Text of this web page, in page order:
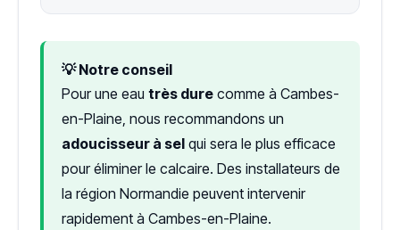
💡 Notre conseil
Pour une eau très dure comme à Cambes-
en-Plaine, nous recommandons un
adoucisseur à sel qui sera le plus efficace
pour éliminer le calcaire. Des installateurs de
la région Normandie peuvent intervenir
rapidement à Cambes-en-Plaine.